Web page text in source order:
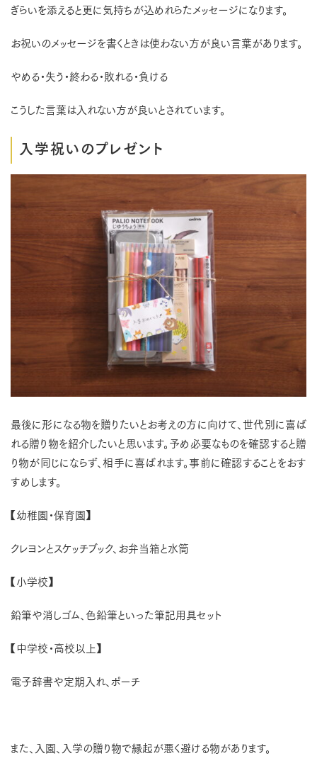
ぎらいを添えると更に気持ちが込めれらたメッセージになります。
お祝いのメッセージを書くときは使わない方が良い言葉があります。
やめる・失う・終わる・敗れる・負ける
こうした言葉は入れない方が良いとされています。
入学祝いのプレゼント
最後に形になる物を贈りたいとお考えの方に向けて、世代別に喜ば
れる贈り物を紹介したいと思います。予め必要なものを確認すると贈
り物が同じにならず、相手に喜ばれます。事前に確認することをおす
すめします。
【幼稚園・保育園】
クレヨンとスケッチブック、お弁当箱と水筒
【小学校】
鉛筆や消しゴム、色鉛筆といった筆記用具セット
【中学校・高校以上】
電子辞書や定期入れ、ポーチ
また、入園、入学の贈り物で縁起が悪く避ける物があります。